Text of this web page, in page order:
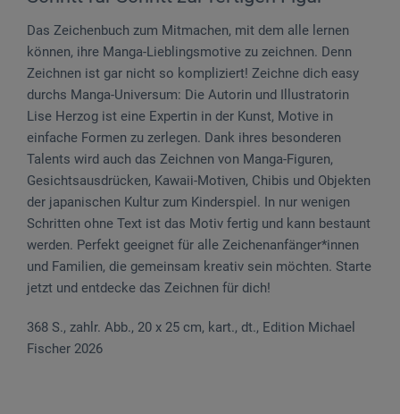
Das Zeichenbuch zum Mitmachen, mit dem alle lernen
können, ihre Manga-Lieblingsmotive zu zeichnen. Denn
Zeichnen ist gar nicht so kompliziert! Zeichne dich easy
durchs Manga-Universum: Die Autorin und Illustratorin
Lise Herzog ist eine Expertin in der Kunst, Motive in
einfache Formen zu zerlegen. Dank ihres besonderen
Talents wird auch das Zeichnen von Manga-Figuren,
Gesichtsausdrücken, Kawaii-Motiven, Chibis und Objekten
der japanischen Kultur zum Kinderspiel. In nur wenigen
Schritten ohne Text ist das Motiv fertig und kann bestaunt
werden. Perfekt geeignet für alle Zeichenanfänger*innen
und Familien, die gemeinsam kreativ sein möchten. Starte
jetzt und entdecke das Zeichnen für dich!
368 S., zahlr. Abb., 20 x 25 cm, kart., dt., Edition Michael
Fischer 2026